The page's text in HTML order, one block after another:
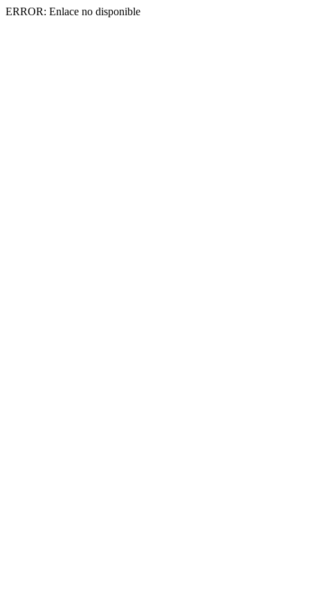
ERROR: Enlace no disponible